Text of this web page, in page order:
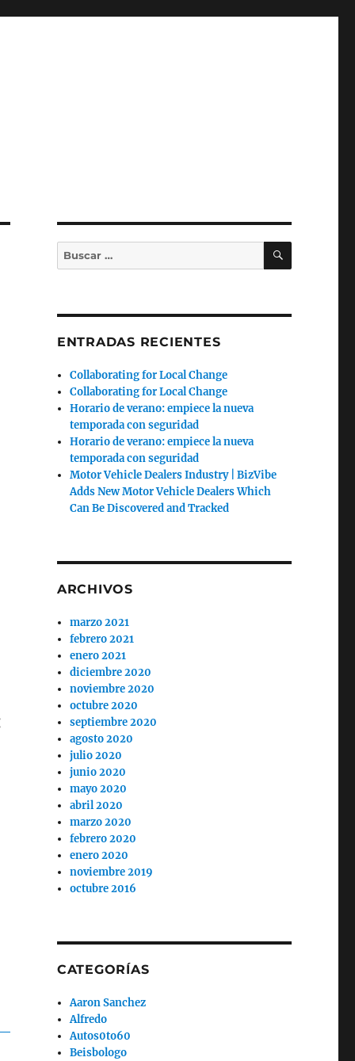
Buscar
por:
BUSCAR
ENTRADAS RECIENTES
Collaborating for Local Change
Collaborating for Local Change
Horario de verano: empiece la nueva
temporada con seguridad
Horario de verano: empiece la nueva
temporada con seguridad
Motor Vehicle Dealers Industry | BizVibe
Adds New Motor Vehicle Dealers Which
Can Be Discovered and Tracked
ARCHIVOS
marzo 2021
febrero 2021
enero 2021
diciembre 2020
noviembre 2020
octubre 2020
septiembre 2020
agosto 2020
julio 2020
junio 2020
mayo 2020
abril 2020
marzo 2020
febrero 2020
enero 2020
noviembre 2019
octubre 2016
CATEGORÍAS
Aaron Sanchez
Alfredo
Autos0to60
Beisbologo